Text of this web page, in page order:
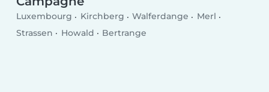
Luxembourg Kirchberg Walferdange
Merl
Strassen
Howald Bertrange